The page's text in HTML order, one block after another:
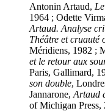
Antonin Artaud,
1964 ; Odette
Artaud. Analyse
Théâtre et cruauté
Méridiens, 1982 ;
et le retour aux
Paris, Gallimard,
son double,
Jannarone, Artaud
of Michigan Press,